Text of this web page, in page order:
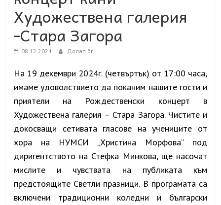
Художествена галерия
-Стара Загора
08.12.2024 Долап.бг
На 19 декември 2024г. (четвъртък) от 17:00 часа,
имаме удоволствието да поканим нашите гости и
приятели на Рождественски концерт в
Художествена галерия – Стара Загора. Чистите и
докосващи сетивата гласове на учениците от
хора на НУМСИ „Христина Морфова” под
диригентството на Стефка Минкова, ще насочат
мислите и чувствата на публиката към
предстоящите Светли празници. В програмата са
включени традиционни коледни и български